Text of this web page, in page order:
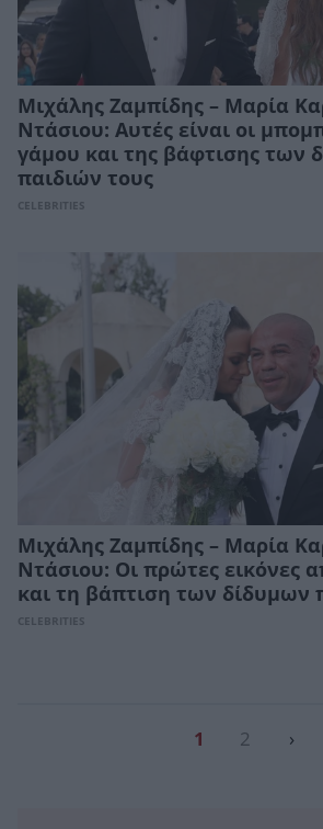
Μιχάλης Ζαμπίδης – Μαρία
Ντάσιου: Aυτές είναι οι
γάμου και της βάφτισης των
παιδιών τους
CELEBRITIES
Μιχάλης Ζαμπίδης – Μαρία
Ντάσιου: Οι πρώτες εικόνες
και τη βάπτιση των δίδυμων
CELEBRITIES
1 2 ›